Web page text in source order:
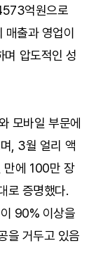
억원으로
매출과 영업이
압도적인 성
모바일 부문에
, 3월 얼리 액
만에 100만 장
로 증명했다.
90% 이상을
을 거두고 있음